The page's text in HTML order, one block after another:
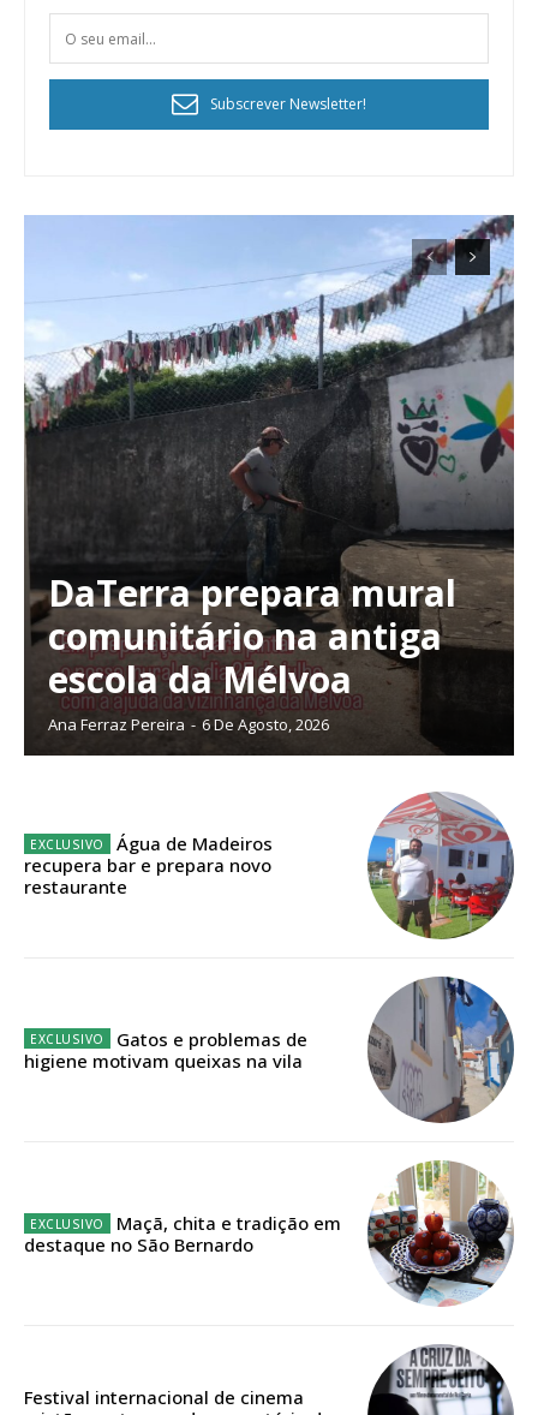
Planos de Assinatura
Faça-se assinante do Região de Cister e ajude-nos a manter este serviço
Escolha o plano de assinatura desejado:
32€
Edição em papel entregue à Quinta-feira em sua
Subscrever Newsletter!
DaTerra prepara mural
comunitário na antiga
escola da Mélvoa
Ana Ferraz Pereira - 6 De Agosto, 2026
Água de Madeiros
recupera bar e prepara novo
restaurante
Gatos e problemas de
higiene motivam queixas na vila
Maçã, chita e tradição em
destaque no São Bernardo
Festival internacional de cinema